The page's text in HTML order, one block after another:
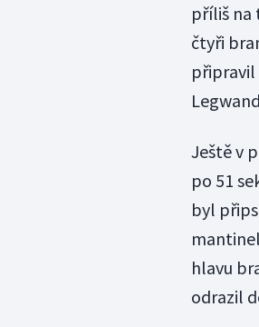
příliš na
čtyři
připravil
Ještě v
po 51
byl
hlavu
odrazil